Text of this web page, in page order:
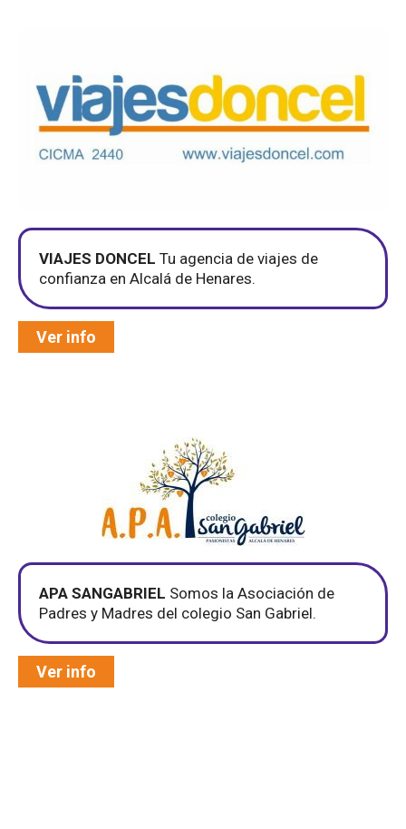
VIAJES DONCEL Tu agencia de viajes de
confianza en Alcalá de Henares.
Ver info
APA SANGABRIEL Somos la Asociación de
Padres y Madres del colegio San Gabriel.
Ver info